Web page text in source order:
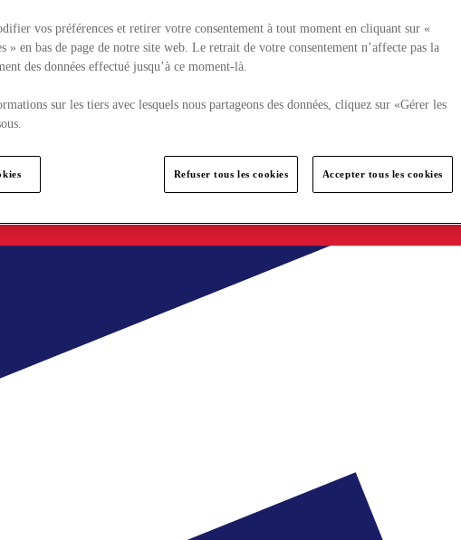
vos préférences et retirer votre consentement à tout moment en cliquant sur «
» en bas de page de notre site web. Le retrait de votre consentement n’affecte pas la
des données effectué jusqu’à ce moment-là.
sur les tiers avec lesquels nous partageons des données, cliquez sur «Gérer les
Refuser tous les cookies Accepter tous les cookies